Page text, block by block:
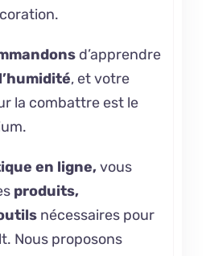
d’apprendre
l’humidité, et votre
la combattre est le
en ligne,vous
produits,
nécessaires pour
Nous proposons